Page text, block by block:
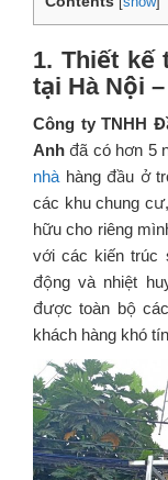
1. Thiết kế
tại Hà Nội
Công ty TNHH
Anh đã có hơn 5
nhà hàng đầu ở
các khu chung
hữu cho riêng
với các kiến trúc
động và nhiệt
được toàn bộ
khách hàng khó